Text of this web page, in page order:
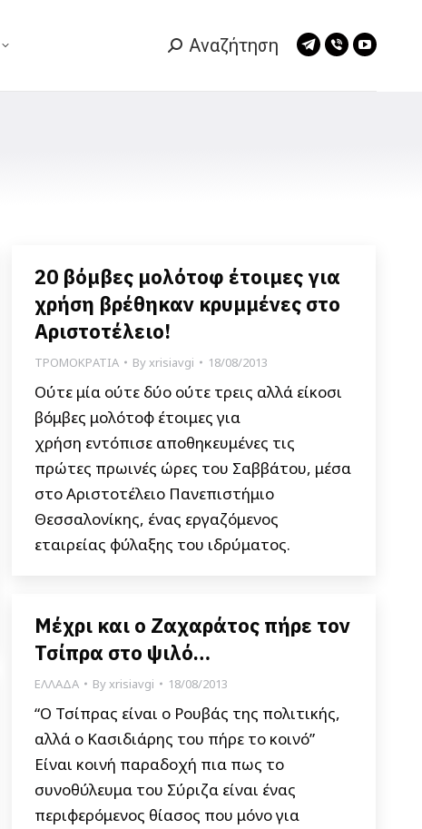
Search:
Αναζήτηση
Telegram
Viber
20 βόμβες μολότοφ έτοιμες για
χρήση βρέθηκαν κρυμμένες στο
Αριστοτέλειο!
ΤΡΟΜΟΚΡΑΤΙΑ Byxrisiavgi 18/08/2013
Ούτε μία ούτε δύο ούτε τρεις αλλά είκοσι
βόμβες μολότοφ έτοιμες για
χρήση εντόπισε αποθηκευμένες τις
πρώτες πρωινές ώρες του Σαββάτου, μέσα
στο Αριστοτέλειο Πανεπιστήμιο
Θεσσαλονίκης, ένας εργαζόμενος
εταιρείας φύλαξης του ιδρύματος.
Μέχρι και ο Ζαχαράτος πήρε τον
Τσίπρα στο ψιλό…
ΕΛΛΑΔΑ Byxrisiavgi 18/08/2013
“Ο Τσίπρας είναι ο Ρουβάς της πολιτικής,
αλλά ο Κασιδιάρης του πήρε το κοινό”
Είναι κοινή παραδοχή πια πως το
συνοθύλευμα του Σύριζα είναι ένας
περιφερόμενος θίασος που μόνο για